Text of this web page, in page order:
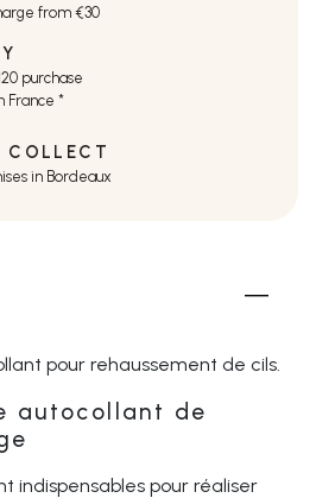
from €30
purchase
France *
COLLECT
in Bordeaux
pour rehaussement de cils.
autocollant de
indispensables pour réaliser